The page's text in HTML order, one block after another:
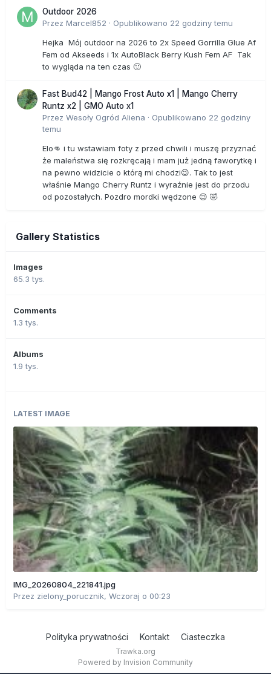
Outdoor 2026
Przez Marcel852 · Opublikowano 22 godziny temu
Hejka Mój outdoor na 2026 to 2x Speed Gorrilla Glue Af
Fem od Akseeds i 1x AutoBlack Berry Kush Fem AF Tak
to wygląda na ten czas 🙂
Fast Bud42 | Mango Frost Auto x1 | Mango Cherry
Runtz x2 | GMO Auto x1
Przez Wesoły Ogród Aliena · Opublikowano 22 godziny
temu
Elo👊 i tu wstawiam foty z przed chwili i muszę przyznać
że maleństwa się rozkręcają i mam już jedną faworytkę i
na pewno widzicie o którą mi chodzi😉. Tak to jest
właśnie Mango Cherry Runtz i wyraźnie jest do przodu
od pozostałych. Pozdro mordki wędzone 😉 🤣
Gallery Statistics
Images
65.3 tys.
Comments
1.3 tys.
Albums
1.9 tys.
LATEST IMAGE
IMG_20260804_221841.jpg
Przez zielony_porucznik, Wczoraj o 00:23
Polityka prywatności Kontakt Ciasteczka
Trawka.org
Powered by Invision Community